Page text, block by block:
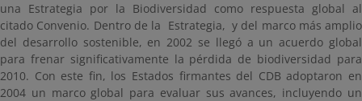
una Estrategia por la Biodiversidad como respuesta global al
citado Convenio. Dentro de la Estrategia, y del marco más amplio
del desarrollo sostenible, en 2002 se llegó a un acuerdo global
para frenar significativamente la pérdida de biodiversidad para
2010. Con este fin, los Estados firmantes del CDB adoptaron en
2004 un marco global para evaluar sus avances, incluyendo un